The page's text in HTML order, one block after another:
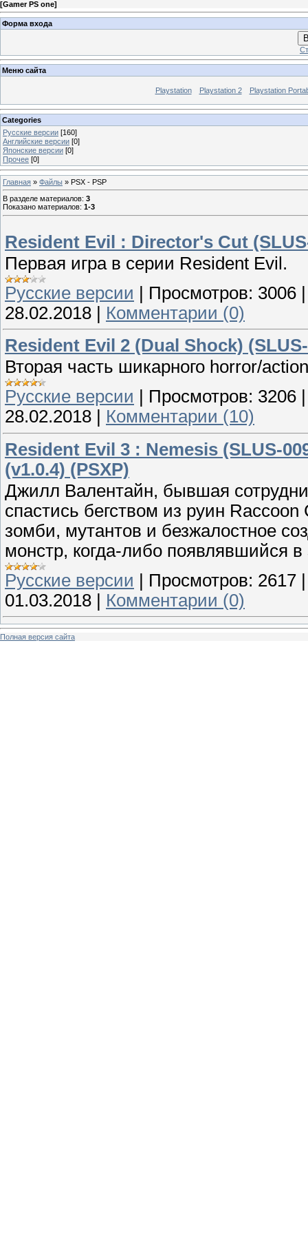
[Gamer PS one]
Форма входа
Меню сайта
Playstation Playstation 2 Playstation
Categories
Русские версии [160]
Английские версии [0]
Японские версии [0]
Прочее [0]
Главная » Файлы » PSX - PSP
В разделе материалов: 3
Показано материалов: 1-3
Resident Evil : Director's Cut
Первая игра в серии Resident Evil.
Русские версии | Просмотров: 3006
28.02.2018 | Комментарии (0)
Resident Evil 2 (Dual Shock)
Вторая часть шикарного horror/
Русские версии
Просмотров: 3206
28.02.2018
Комментарии (10)
Resident Evil 3 : Nemesis (SLUS-
(v1.0.4) (PSXP)
Джилл Валентайн, бывшая
спастись бегством из руин
зомби, мутантов и безжалостное
монстр, когда-либо появлявшийся
Русские версии
Просмотров: 2617
01.03.2018
Комментарии (0)
Полная версия сайта